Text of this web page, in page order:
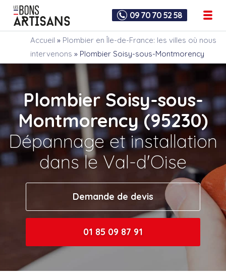
09 70 70 52 58
Accueil » Plombier en Île-de-France: les villes où nous
intervenons » Plombier Soisy-sous-Montmorency
Plombier Soisy-sous-
Montmorency (95230)
Dépannage et installation
dans le Val-d'Oise
Demande de devis
01 85 09 87 91